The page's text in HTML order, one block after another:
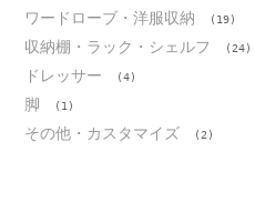
ワードローブ・洋服収納 (19)
収納棚・ラック・シェルフ (24)
ドレッサー (4)
脚 (1)
その他・カスタマイズ (2)